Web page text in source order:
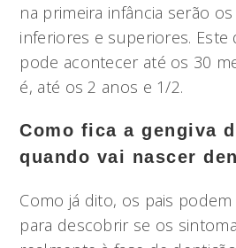
na primeira infância serão
inferiores e superiores. Este
pode acontecer até os 30
é, até os 2 anos e 1/2.
Como fica a gengiva
quando vai nascer
Como já dito, os pais
para descobrir se os